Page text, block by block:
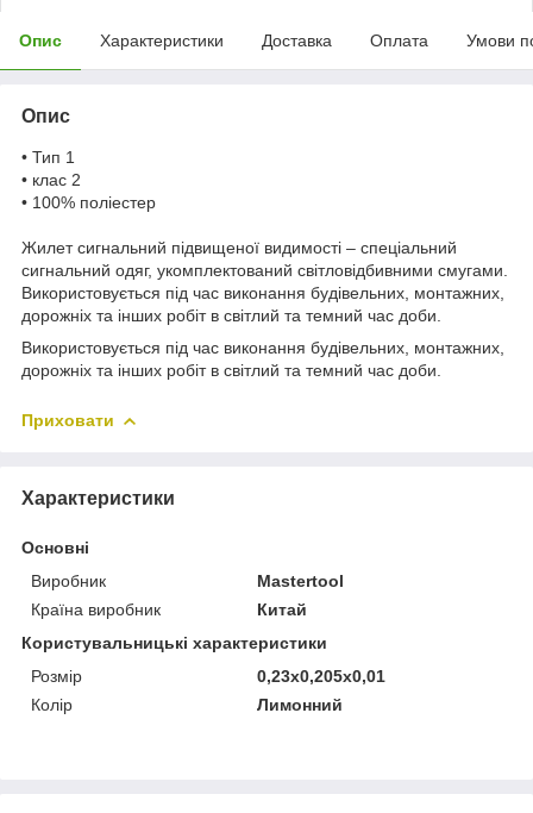
Опис Характеристики Доставка Оплата Умови
Опис
• Тип 1
• клас 2
• 100% поліестер
Жилет сигнальний підвищеної видимості – спеціальний
сигнальний одяг, укомплектований світловідбивними смугами.
Використовується під час виконання будівельних, монтажних,
дорожніх та інших робіт в світлий та темний час доби.
Використовується під час виконання будівельних, монтажних,
дорожніх та інших робіт в світлий та темний час доби.
Приховати
Характеристики
Основні
Виробник
Mastertool
Країна виробник
Китай
Користувальницькі характеристики
Розмір
0,23x0,205x0,01
Колір
Лимонний